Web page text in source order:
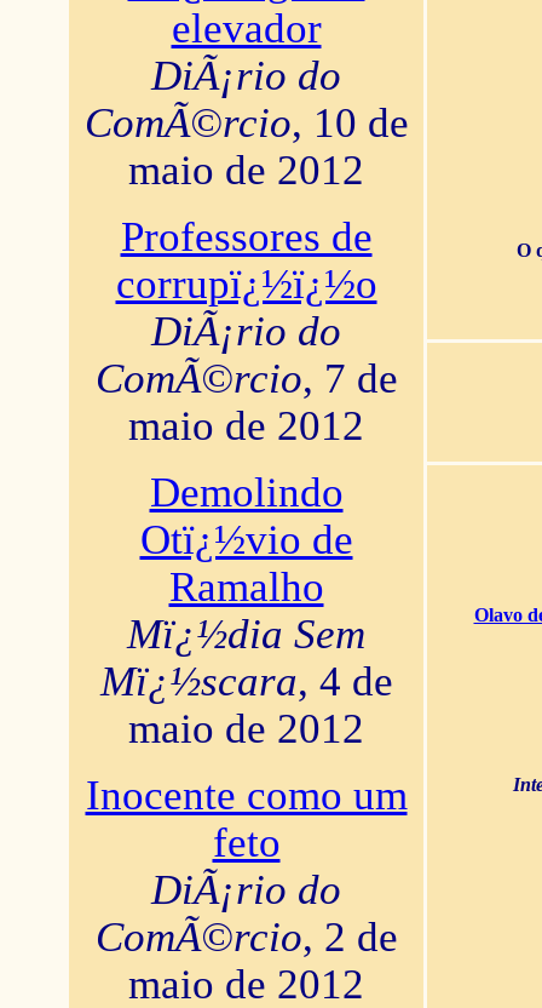
elevador
DiÃ¡rio do
ComÃ©rcio, 10 de
maio de 2012
Professores de
corrupï¿½ï¿½o
DiÃ¡rio do
ComÃ©rcio, 7 de
maio de 2012
Demolindo
Otï¿½vio de
Ramalho
Mï¿½dia Sem
Mï¿½scara, 4 de
maio de 2012
Inocente como um
feto
DiÃ¡rio do
ComÃ©rcio, 2 de
maio de 2012
O
Olavo